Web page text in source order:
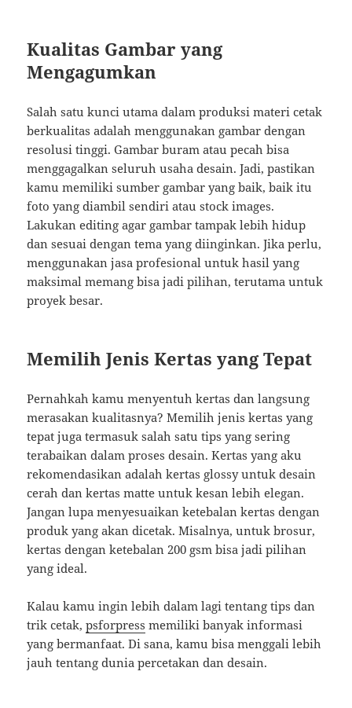
Kualitas Gambar yang
Mengagumkan
Salah satu kunci utama dalam produksi materi cetak
berkualitas adalah menggunakan gambar dengan
resolusi tinggi. Gambar buram atau pecah bisa
menggagalkan seluruh usaha desain. Jadi, pastikan
kamu memiliki sumber gambar yang baik, baik itu
foto yang diambil sendiri atau stock images.
Lakukan editing agar gambar tampak lebih hidup
dan sesuai dengan tema yang diinginkan. Jika perlu,
menggunakan jasa profesional untuk hasil yang
maksimal memang bisa jadi pilihan, terutama untuk
proyek besar.
Memilih Jenis Kertas yang Tepat
Pernahkah kamu menyentuh kertas dan langsung
merasakan kualitasnya? Memilih jenis kertas yang
tepat juga termasuk salah satu tips yang sering
terabaikan dalam proses desain. Kertas yang aku
rekomendasikan adalah kertas glossy untuk desain
cerah dan kertas matte untuk kesan lebih elegan.
Jangan lupa menyesuaikan ketebalan kertas dengan
produk yang akan dicetak. Misalnya, untuk brosur,
kertas dengan ketebalan 200 gsm bisa jadi pilihan
yang ideal.
Kalau kamu ingin lebih dalam lagi tentang tips dan
trik cetak,psforpress memiliki banyak informasi
yang bermanfaat. Di sana, kamu bisa menggali lebih
jauh tentang dunia percetakan dan desain.